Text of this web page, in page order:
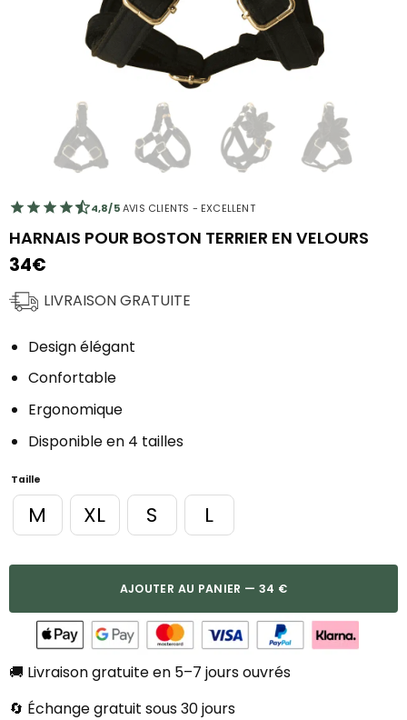
4,8/5AVIS CLIENTS - EXCELLENT
HARNAIS POUR BOSTON TERRIER EN VELOURS
34€
LIVRAISON GRATUITE
Design élégant
Confortable
Ergonomique
Disponible en 4 tailles
Taille
M XL S L
AJOUTER AU PANIER — 34 €
🚚 Livraison gratuite en 5–7 jours ouvrés
🔄 Échange gratuit sous 30 jours